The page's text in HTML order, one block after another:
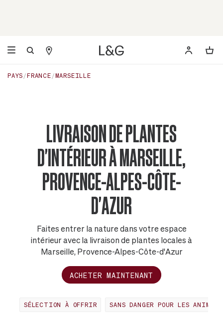
PAYS FRANCE MARSEILLE
LIVRAISON DE PLANTES
D'INTÉRIEUR À MARSEILLE,
PROVENCE-ALPES-CÔTE-
D'AZUR
Faites entrer la nature dans votre espace
intérieur avec la livraison de plantes locales à
Marseille, Provence-Alpes-Côte-d'Azur
ACHETER MAINTENANT
SÉLECTION À OFFRIR SANS DANGER POUR LES ANIMAUX